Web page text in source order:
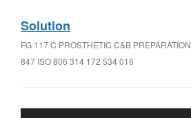
Solution
FG 117 C PROSTHETIC C&B PREPARATION
847 ISO 806 314 172 534 016